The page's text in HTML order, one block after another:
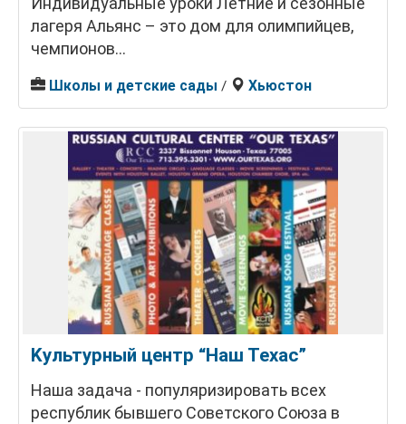
лагеря Альянс – это дом для олимпийцев,
чемпионов...
Школы и детские сады / Хьюстон
Kультурный центр “Наш Техас”
Наша задача - популяризировать всех
республик бывшего Советского Союза в